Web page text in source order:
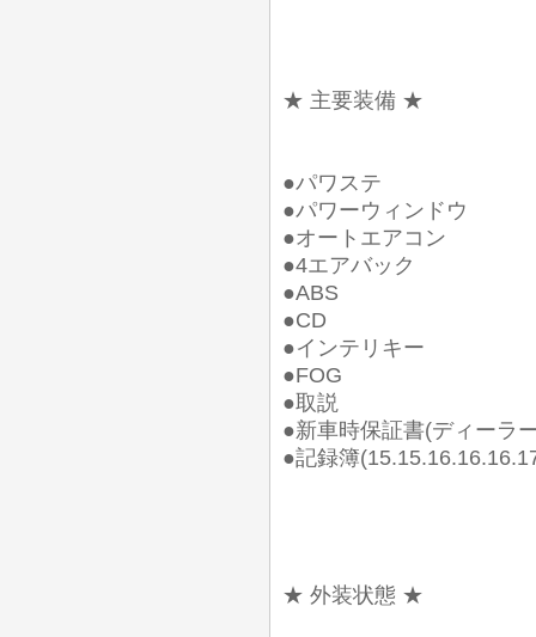
★ 主要装備 ★
●パワステ
●パワーウィンドウ
●オートエアコン
●4エアバック
●ABS
●CD
●インテリキー
●FOG
●取説
●新車時保証書(ディーラ
●記録簿
★ 外装状態 ★